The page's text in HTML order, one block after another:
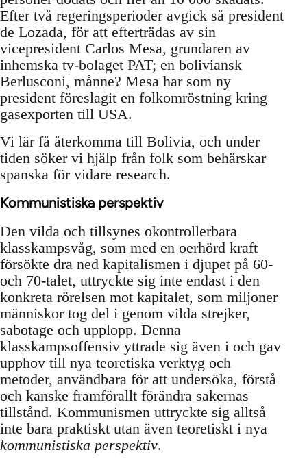
Efter två regeringsperioder avgick så president
de Lozada, för att efterträdas av sin
vicepresident Carlos Mesa, grundaren av
inhemska tv-bolaget PAT; en boliviansk
Berlusconi, månne? Mesa har som ny
president föreslagit en folkomröstning kring
gasexporten till USA.
Vi lär få återkomma till Bolivia, och under
tiden söker vi hjälp från folk som behärskar
spanska för vidare research.
Kommunistiska perspektiv
Den vilda och tillsynes okontrollerbara
klasskampsvåg, som med en oerhörd kraft
försökte dra ned kapitalismen i djupet på 60-
och 70-talet, uttryckte sig inte endast i den
konkreta rörelsen mot kapitalet, som miljoner
människor tog del i genom vilda strejker,
sabotage och upplopp. Denna
klasskampsoffensiv yttrade sig även i och gav
upphov till nya teoretiska verktyg och
metoder, användbara för att undersöka, förstå
och kanske framförallt förändra sakernas
tillstånd. Kommunismen uttryckte sig alltså
inte bara praktiskt utan även teoretiskt i nya
kommunistiska perspektiv.